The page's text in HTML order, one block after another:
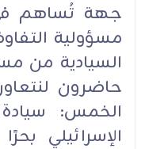
جهة تُساهم
مسؤولية
السيادية من
حاضرون
الخمس: سيادة
الإسرائيلي